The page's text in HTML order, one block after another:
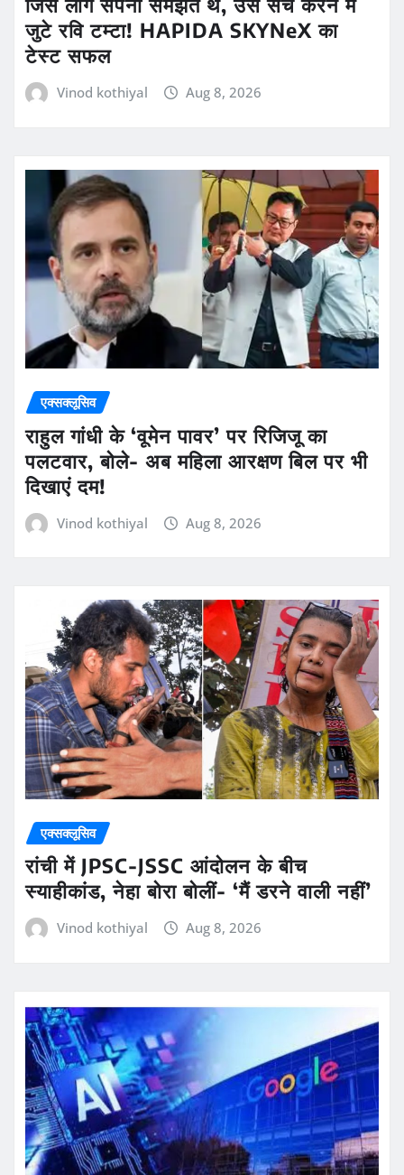
जुटे रवि टम्टा! HAPIDA SKYNeX का
टेस्ट सफल
Vinod kothiyal Aug 8, 2026
एक्सक्लूसिव
राहुल गांधी के ‘वूमेन पावर’ पर रिजिजू का
पलटवार, बोले- अब महिला आरक्षण बिल पर भी
दिखाएं दम!
Vinod kothiyal Aug 8, 2026
एक्सक्लूसिव
रांची में JPSC-JSSC आंदोलन के बीच
स्याहीकांड, नेहा बोरा बोलीं- ‘मैं डरने वाली नहीं’
Vinod kothiyal Aug 8, 2026